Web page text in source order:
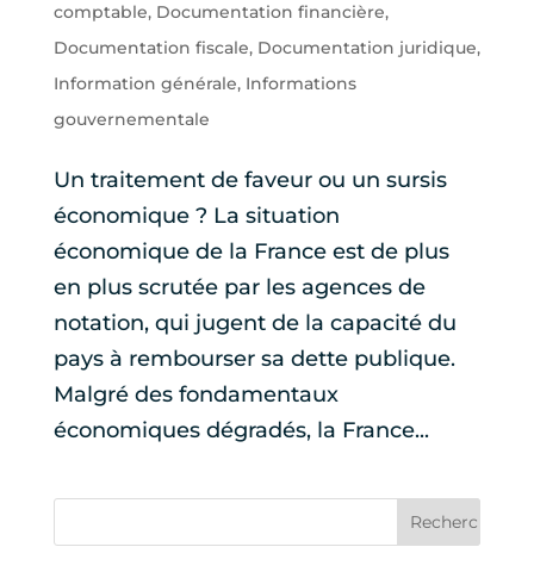
comptable, Documentation financière,
Documentation fiscale, Documentation juridique,
Information générale, Informations
gouvernementale
Un traitement de faveur ou un sursis
économique ? La situation
économique de la France est de plus
en plus scrutée par les agences de
notation, qui jugent de la capacité du
pays à rembourser sa dette publique.
Malgré des fondamentaux
économiques dégradés, la France...